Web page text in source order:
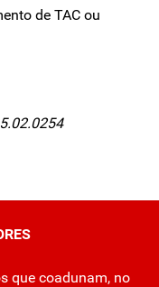
de TAC ou
que coadunam, no